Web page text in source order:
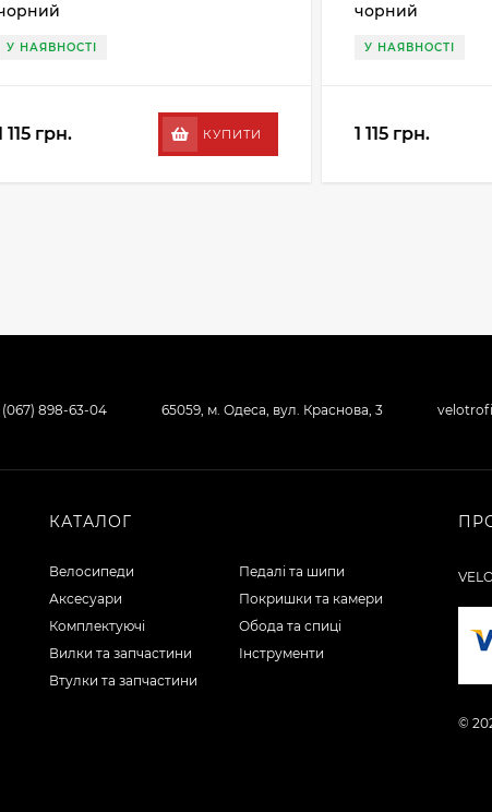
У НАЯВНОСТІ
115 грн. КУПИТИ
чорний
У НАЯВНОСТІ
1 115 грн.
(067) 898-63-04 65059, м. Одеса, вул. Краснова, 3
КАТАЛОГ
Велосипеди
Аксесуари
Комплектуючі
Вилки та запчастини
Втулки та запчастини
Педалі та шипи
Покришки та камери
Обода та спиці
Інструменти
©